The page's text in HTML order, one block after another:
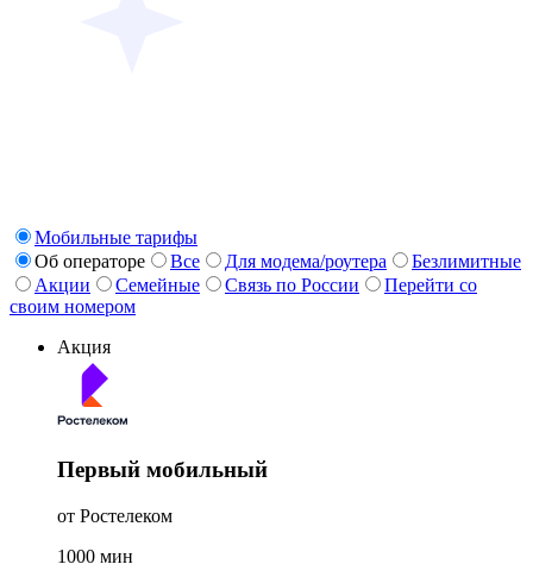
Мобильные тарифы
Об операторе
Все Для модема/роутера
Безлимитные
Акции
Семейные Связь по России
Перейти со
своим номером
Акция
Первый мобильный
от Ростелеком
1000 мин